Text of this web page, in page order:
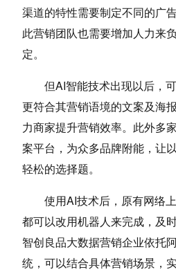
渠道的特性需要制定不同的广
此营销团队也需要增加人力来
定。
但AI智能技术出现以后，
更符合其营销语境的文案及海
力商家提升营销效率。此外多
案平台，为众多品牌附能，让
轻松的选择题。
使用AI技术后，原有网络
都可以改用机器人来完成，及
智创良品大数据营销企业依托
统，可以结合具体营销场景，